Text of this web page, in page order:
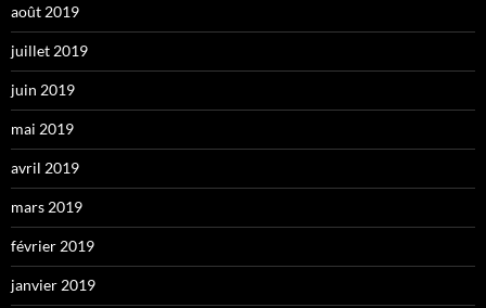
août 2019
juillet 2019
juin 2019
mai 2019
avril 2019
mars 2019
février 2019
janvier 2019